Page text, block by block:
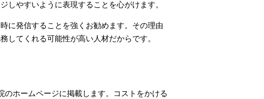
しやすいように表現することを心がけます。
に発信することを強くお勧めます。その理由
してくれる可能性が高い人材だからです。
ホームページに掲載します。コストをかける